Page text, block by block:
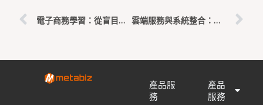
電子商務學習：從盲目學習到自主學習 雲端服務與系統整合：在線教育的新視野
產品服
務
產品
服務